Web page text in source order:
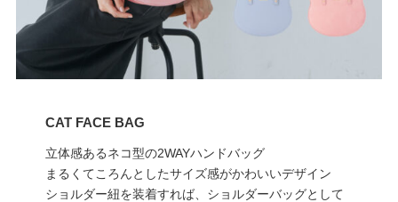
CAT FACE BAG
立体感あるネコ型の2WAYハンドバッグ
まるくてころんとしたサイズ感がかわいいデザイン
ショルダー紐を装着すれば、ショルダーバッグとして